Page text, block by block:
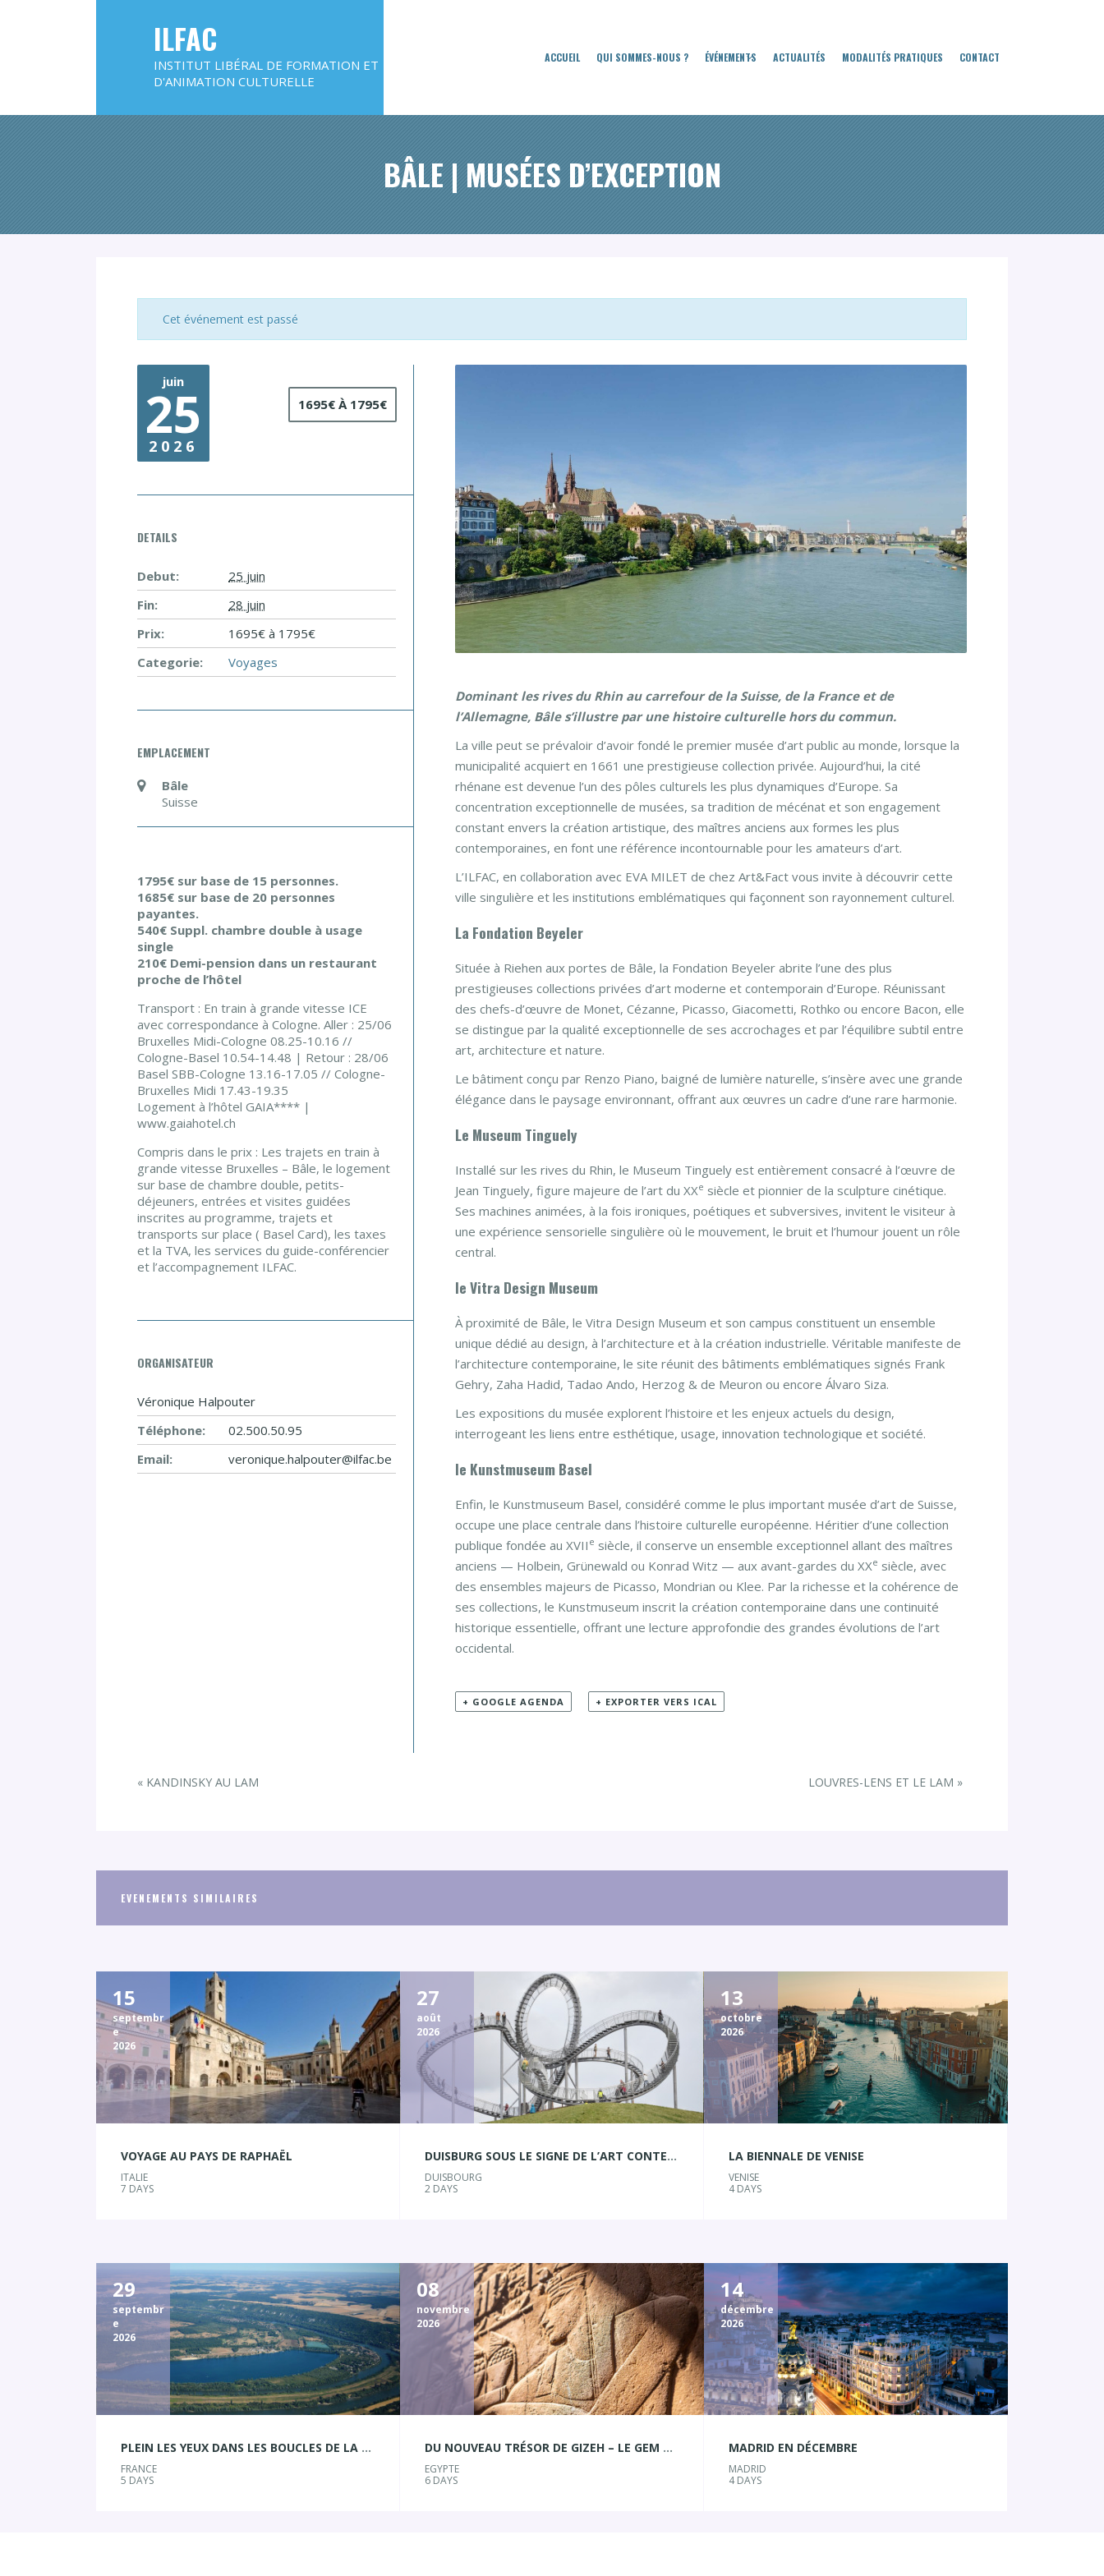
ILFAC
INSTITUT LIBÉRAL DE FORMATION ET
D'ANIMATION CULTURELLE
ACCUEIL QUI SOMMES-NOUS ? ÉVÉNEMENTS ACTUALITÉS MODALITÉS PRATIQUES CONTACT
BÂLE | MUSÉES D’EXCEPTION
Cet événement est passé
Dominant les rives du Rhin au carrefour de la Suisse, de la France et de
l’Allemagne, Bâle s’illustre par une histoire culturelle hors du commun.
La ville peut se prévaloir d’avoir fondé le premier musée d’art public au monde, lorsque la
municipalité acquiert en 1661 une prestigieuse collection privée. Aujourd’hui, la cité
rhénane est devenue l’un des pôles culturels les plus dynamiques d’Europe. Sa
concentration exceptionnelle de musées, sa tradition de mécénat et son engagement
constant envers la création artistique, des maîtres anciens aux formes les plus
contemporaines, en font une référence incontournable pour les amateurs d’art.
L’ILFAC, en collaboration avec EVA MILET de chez Art&Fact vous invite à découvrir cette
ville singulière et les institutions emblématiques qui façonnent son rayonnement culturel.
La Fondation Beyeler
Située à Riehen aux portes de Bâle, la Fondation Beyeler abrite l’une des plus
prestigieuses collections privées d’art moderne et contemporain d’Europe. Réunissant
des chefs-d’œuvre de Monet, Cézanne, Picasso, Giacometti, Rothko ou encore Bacon, elle
se distingue par la qualité exceptionnelle de ses accrochages et par l’équilibre subtil entre
art, architecture et nature.
Le bâtiment conçu par Renzo Piano, baigné de lumière naturelle, s’insère avec une grande
élégance dans le paysage environnant, offrant aux œuvres un cadre d’une rare harmonie.
Le Museum Tinguely
Installé sur les rives du Rhin, le Museum Tinguely est entièrement consacré à l’œuvre de
Jean Tinguely, figure majeure de l’art du XXe siècle et pionnier de la sculpture cinétique.
Ses machines animées, à la fois ironiques, poétiques et subversives, invitent le visiteur à
une expérience sensorielle singulière où le mouvement, le bruit et l’humour jouent un rôle
central.
le Vitra Design Museum
À proximité de Bâle, le Vitra Design Museum et son campus constituent un ensemble
unique dédié au design, à l’architecture et à la création industrielle. Véritable manifeste de
l’architecture contemporaine, le site réunit des bâtiments emblématiques signés Frank
Gehry, Zaha Hadid, Tadao Ando, Herzog & de Meuron ou encore Álvaro Siza.
Les expositions du musée explorent l’histoire et les enjeux actuels du design,
interrogeant les liens entre esthétique, usage, innovation technologique et société.
le Kunstmuseum Basel
Enfin, le Kunstmuseum Basel, considéré comme le plus important musée d’art de Suisse,
occupe une place centrale dans l’histoire culturelle européenne. Héritier d’une collection
publique fondée au XVII e siècle, il conserve un ensemble exceptionnel allant des maîtres
anciens — Holbein, Grünewald ou Konrad Witz — aux avant-gardes du XXe siècle, avec
des ensembles majeurs de Picasso, Mondrian ou Klee. Par la richesse et la cohérence de
ses collections, le Kunstmuseum inscrit la création contemporaine dans une continuité
historique essentielle, offrant une lecture approfondie des grandes évolutions de l’art
occidental.
+ GOOGLE AGENDA + EXPORTER VERS ICAL
juin
25
2026
1695€ À 1795€
DETAILS
Debut:
25 juin
Fin:
28 juin
Prix:
1695€ à 1795€
Categorie:
Voyages
EMPLACEMENT
Bâle
Suisse
1795€ sur base de 15 personnes.
1685€ sur base de 20 personnes
payantes.
540€ Suppl. chambre double à usage
single
210€ Demi-pension dans un restaurant
proche de l’hôtel
Transport : En train à grande vitesse ICE
avec correspondance à Cologne. Aller : 25/06
Bruxelles Midi-Cologne 08.25-10.16 //
Cologne-Basel 10.54-14.48 | Retour : 28/06
Basel SBB-Cologne 13.16-17.05 // Cologne-
Bruxelles Midi 17.43-19.35
Logement à l’hôtel GAIA**** |
www.gaiahotel.ch
Compris dans le prix : Les trajets en train à
grande vitesse Bruxelles – Bâle, le logement
sur base de chambre double, petits-
déjeuners, entrées et visites guidées
inscrites au programme, trajets et
transports sur place ( Basel Card), les taxes
et la TVA, les services du guide-conférencier
et l’accompagnement ILFAC.
ORGANISATEUR
Véronique Halpouter
Téléphone:
02.500.50.95
Email:
veronique.halpouter@ilfac.be
E
t
N
v
g
t
i
o
n
« KANDINSKY AU LAM LOUVRES-LENS ET LE LAM »
EVENEMENTS SIMILAIRES
15
septembr
e
2026
VOYAGE AU PAYS DE RAPHAËL
ITALIE
7 DAYS
27
août
2026
DUISBURG SOUS LE SIGNE DE L’ART CONTEMPORAIN
DUISBOURG
2 DAYS
13
octobre
2026
LA BIENNALE DE VENISE
VENISE
4 DAYS
29
septembr
e
2026
PLEIN LES YEUX DANS LES BOUCLES DE LA SEINE
FRANCE
5 DAYS
08
novembre
2026
DU NOUVEAU TRÉSOR DE GIZEH – LE GEM À LA PERLE D’ALEXANDRIE
EGYPTE
6 DAYS
14
décembre
2026
MADRID EN DÉCEMBRE
MADRID
4 DAYS